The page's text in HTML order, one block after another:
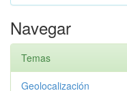
Navegar
Temas
Geolocalización